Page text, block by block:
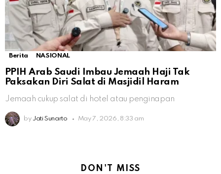
Berita NASIONAL
PPIH Arab Saudi Imbau Jemaah Haji Tak
Paksakan Diri Salat di Masjidil Haram
Jemaah cukup salat di hotel atau penginapan
by Jati Sunarto May 7, 2026, 8:33 am
DON'T MISS